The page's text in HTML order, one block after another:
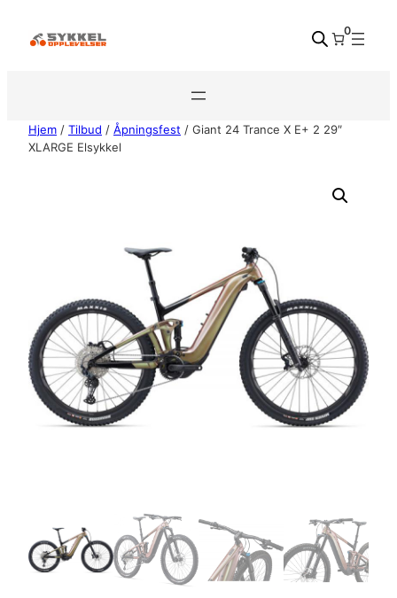
0
Hjem / Tilbud / Åpningsfest / Giant 24 Trance X E+ 2 29″
XLARGE Elsykkel